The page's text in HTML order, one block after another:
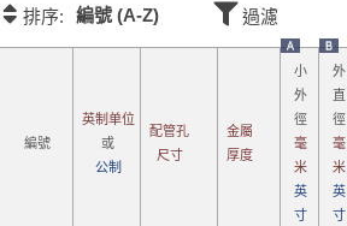
排序: 編號 (A-Z) 過濾
編號
英制单位
或
公制
配管孔
尺寸
金屬
厚度
A
小
外
徑
毫
米
英
寸
B
外
直
徑
毫
米
英
寸